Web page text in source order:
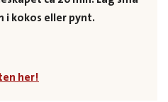
i kokos eller pynt.
her!